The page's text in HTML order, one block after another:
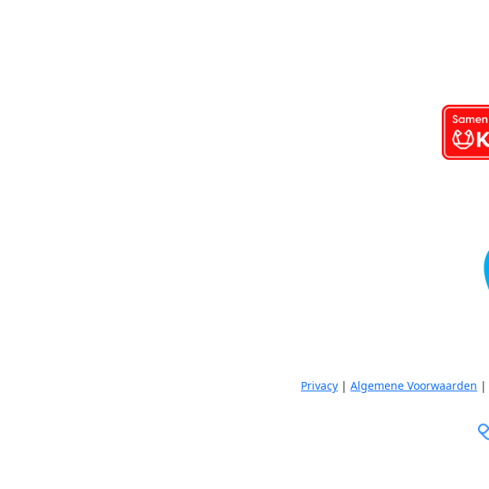
Privacy | Algemene Voorwaarden |